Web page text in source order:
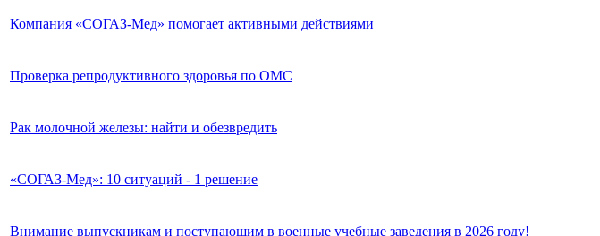
Компания «СОГАЗ-Мед» помогает активными действиями
Проверка репродуктивного здоровья по ОМС
Рак молочной железы: найти и обезвредить
«СОГАЗ-Мед»: 10 ситуаций - 1 решение
Внимание выпускникам и поступающим в военные учебные заведения в 2026 году!